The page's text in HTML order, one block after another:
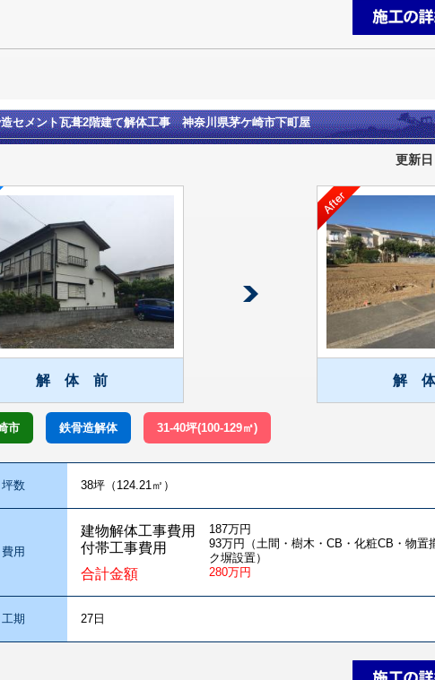
セメント瓦葺2階建て解体工事 神奈川県茅ケ崎市下町屋
更新
解 体 前 解
市 鉄骨造解体 31-40坪(100-129㎡)
坪数 38坪（124.21㎡）
費用
建物解体工事費用 187万円
付帯工事費用
93万円（土間・樹木・CB・化粧CB・物置
ク塀設置）
合計金額 280万円
工期 27日